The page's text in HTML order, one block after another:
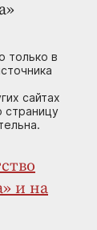
только в
сайтах
страницу
и на